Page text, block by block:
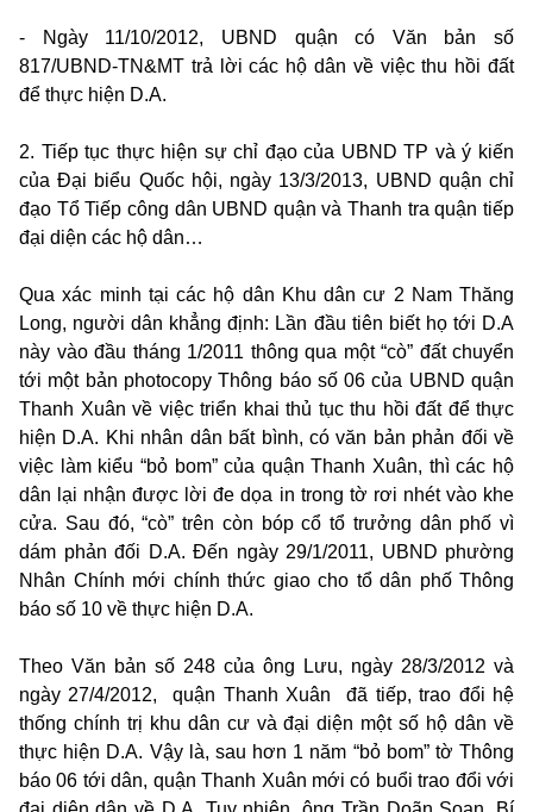
- Ngày 11/10/2012, UBND quận có Văn bản số
817/UBND-TN&MT trả lời các hộ dân về việc thu hồi đất
để thực hiện D.A.
2. Tiếp tục thực hiện sự chỉ đạo của UBND TP và ý kiến
của Đại biểu Quốc hội, ngày 13/3/2013, UBND quận chỉ
đạo Tổ Tiếp công dân UBND quận và Thanh tra quận tiếp
đại diện các hộ dân…
Qua xác minh tại các hộ dân Khu dân cư 2 Nam Thăng
Long, người dân khẳng định: Lần đầu tiên biết họ tới D.A
này vào đầu tháng 1/2011 thông qua một “cò” đất chuyển
tới một bản photocopy Thông báo số 06 của UBND quận
Thanh Xuân về việc triển khai thủ tục thu hồi đất để thực
hiện D.A. Khi nhân dân bất bình, có văn bản phản đối về
việc làm kiểu “bỏ bom” của quận Thanh Xuân, thì các hộ
dân lại nhận được lời đe dọa in trong tờ rơi nhét vào khe
cửa. Sau đó, “cò” trên còn bóp cổ tổ trưởng dân phố vì
dám phản đối D.A. Đến ngày 29/1/2011, UBND phường
Nhân Chính mới chính thức giao cho tổ dân phố Thông
báo số 10 về thực hiện D.A.
Theo Văn bản số 248 của ông Lưu, ngày 28/3/2012 và
ngày 27/4/2012, quận Thanh Xuân đã tiếp, trao đổi hệ
thống chính trị khu dân cư và đại diện một số hộ dân về
thực hiện D.A. Vậy là, sau hơn 1 năm “bỏ bom” tờ Thông
báo 06 tới dân, quận Thanh Xuân mới có buổi trao đổi với